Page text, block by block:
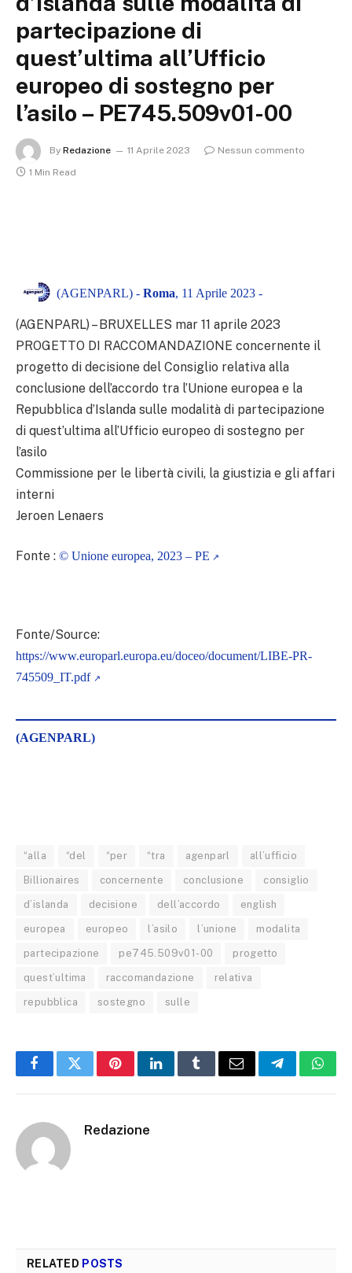
partecipazione di
quest’ultima all’Ufficio
europeo di sostegno per
l’asilo – PE745.509v01-00
By Redazione 11 Aprile 2023
Nessun commento
1 Min Read
(AGENPARL) - Roma, 11 Aprile 2023 -
(AGENPARL) – BRUXELLES mar 11 aprile 2023
PROGETTO DI RACCOMANDAZIONE concernente il
progetto di decisione del Consiglio relativa alla
conclusione dell’accordo tra l’Unione europea e la
Repubblica d’Islanda sulle modalità di partecipazione
di quest’ultima all’Ufficio europeo di sostegno per
l’asilo
Commissione per le libertà civili, la giustizia e gli affari
interni
Jeroen Lenaers
Fonte : © Unione europea, 2023 – PE
Fonte/Source:
https://www.europarl.europa.eu/doceo/document/LIBE-PR-
745509_IT.pdf
(AGENPARL)
“alla “del “per “tra agenparl all’ufficio
Billionaires concernente conclusione consiglio
d’islanda decisione dell’accordo english
europea europeo l’asilo l’unione modalita
partecipazione pe745.509v01-00 progetto
quest’ultima raccomandazione relativa
repubblica sostegno sulle
FacebookTwitterPinterestLinkedInTumblrEmail Telegram
Redazione
RELATED POSTS